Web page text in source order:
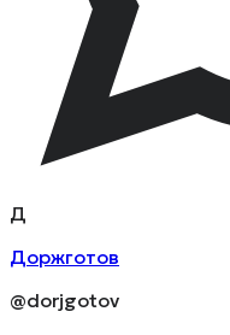
Д
Доржготов
@dorjgotov